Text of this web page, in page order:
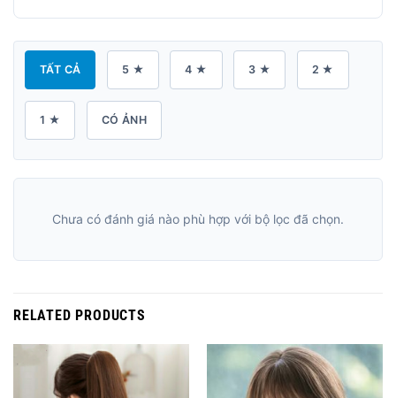
TẤT CẢ 5 ★ 4 ★ 3 ★ 2 ★
1 ★ CÓ ẢNH
Chưa có đánh giá nào phù hợp với bộ lọc đã chọn.
RELATED PRODUCTS